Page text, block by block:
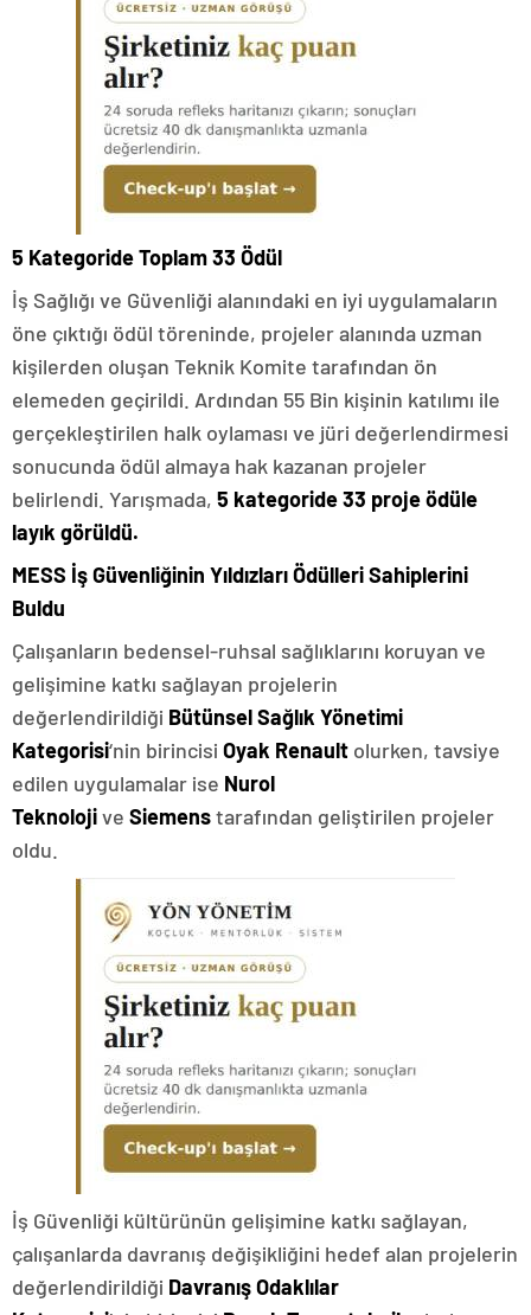
5 Kategoride Toplam 33 Ödül
İş Sağlığı ve Güvenliği alanındaki en iyi uygulamaların
öne çıktığı ödül töreninde, projeler alanında uzman
kişilerden oluşan Teknik Komite tarafından ön
elemeden geçirildi. Ardından 55 Bin kişinin katılımı ile
gerçekleştirilen halk oylaması ve jüri değerlendirmesi
sonucunda ödül almaya hak kazanan projeler
belirlendi. Yarışmada, 5 kategoride 33 proje ödüle
layık görüldü.
MESS İş Güvenliğinin Yıldızları Ödülleri Sahiplerini
Buldu
Çalışanların bedensel-ruhsal sağlıklarını koruyan ve
gelişimine katkı sağlayan projelerin
değerlendirildiği Bütünsel Sağlık Yönetimi
Kategorisi‘nin birincisi Oyak Renault olurken, tavsiye
edilen uygulamalar ise Nurol
Teknolojive Siemenstarafından geliştirilen projeler
oldu.
İş Güvenliği kültürünün gelişimine katkı sağlayan,
çalışanlarda davranış değişikliğini hedef alan projelerin
değerlendirildiği Davranış Odaklılar